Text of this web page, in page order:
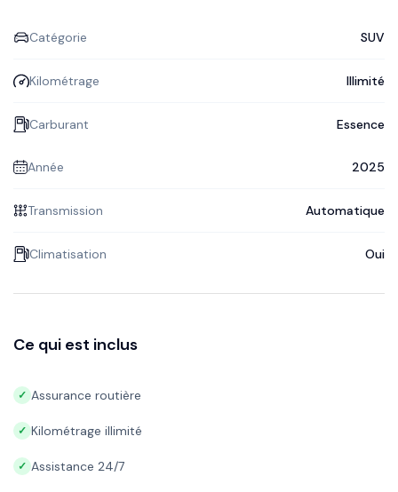
Catégorie SUV
Kilométrage Illimité
Carburant Essence
Année 2025
Transmission Automatique
Climatisation Oui
Ce qui est inclus
✓ Assurance routière
✓ Kilométrage illimité
✓ Assistance 24/7